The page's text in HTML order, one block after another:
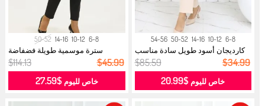
6-8
10-12
14-16
50-52
54-56
كارديجان أسود طويل سادة مناسب
للموس...
$85.59 $34.99
خاص لليوم $20.99
6-8
10-12
14-16
50-52
سترة موسمية طويلة فضفاضة
بمقاس كبير...
$114.13 $45.99
خاص لليوم$27.59